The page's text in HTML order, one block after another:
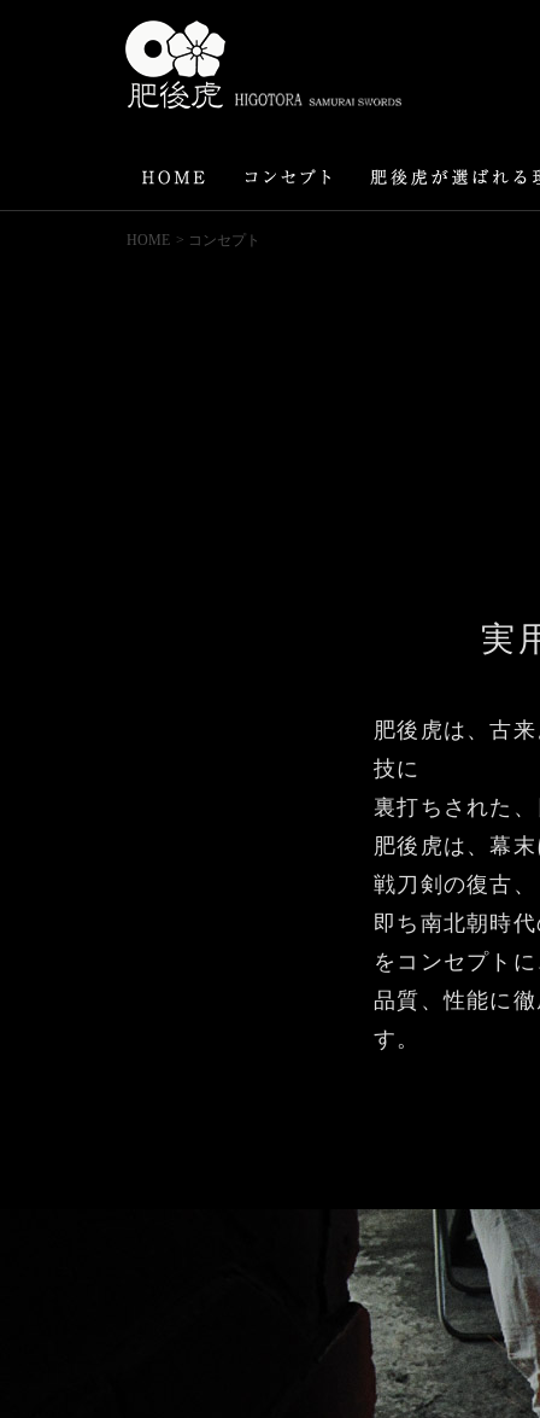
HOME > コンセプト
実
肥後虎は、古
技に
裏打ちされた
肥後虎は、幕
戦刀剣の復古、
即ち南北朝時
をコンセプト
品質、性能に
す。